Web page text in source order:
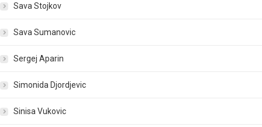
Sava Stojkov
Sava Sumanovic
Sergej Aparin
Simonida Djordjevic
Sinisa Vukovic